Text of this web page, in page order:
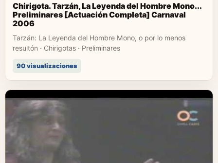
Chirigota. Tarzán, La Leyenda del Hombre Mono...
Preliminares [Actuación Completa] Carnaval
2006
Tarzán: La Leyenda del Hombre Mono, o por lo menos
resultón · Chirigotas · Preliminares
90 visualizaciones